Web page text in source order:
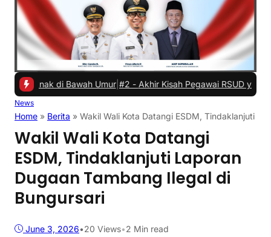
di Bawah Umur|#2 -Akhir Kisah Pegawai RSUD yang Viral
News
Home » Berita » Wakil Wali Kota Datangi ESDM, Tindaklanjuti
Wakil Wali Kota Datangi
ESDM, Tindaklanjuti Laporan
Dugaan Tambang Ilegal di
Bungursari
June 3, 2026•20 Views•2 Min read